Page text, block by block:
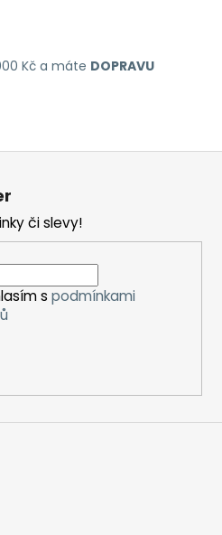
k
p
Kč a máte DOPRAVU
či slevy!
s podmínkami